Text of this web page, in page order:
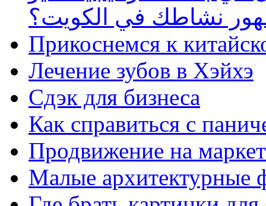
نشاطك في الكويت؟
Прикоснемся к
Лечение зубов в Хэйхэ
Сдэк для бизнеса
Как справиться с
Продвижение на
Малые архитектурные